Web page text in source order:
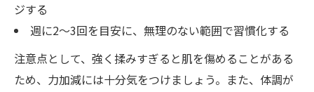
ジする
週に2～3回を目安に、無理のない範囲で習慣化する
注意点として、強く揉みすぎると肌を傷めることがある
ため、力加減には十分気をつけましょう。また、体調が